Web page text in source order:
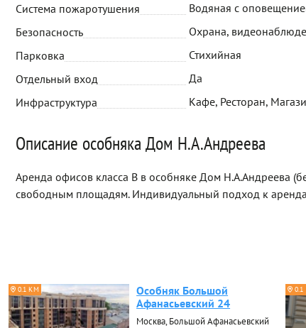
Система пожаротушения
Водяная с
Безопасность
Охрана,
Парковка
Стихийная
Отдельный вход
Да
Инфраструктура
Кафе, Ресторан,
Описание особняка Дом Н.А.Андреева
Аренда офисов класса B в особняке Дом Н.А.Андреева
свободным площадям. Индивидуальный подход к
0.1 КМ
Особняк Большой
Афанасьевский 24
Москва, Большой Афанасьевский